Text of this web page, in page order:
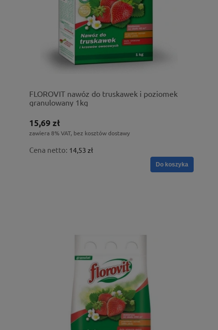
FLOROVIT nawóz do truskawek i poziomek
granulowany 1kg
15,69 zł
zawiera 8% VAT, bez kosztów dostawy
Cena netto: 14,53 zł
Do koszyka